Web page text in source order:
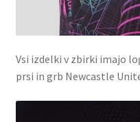
Vsi izdelki v zbirki imajo
prsi in grb Newcastle